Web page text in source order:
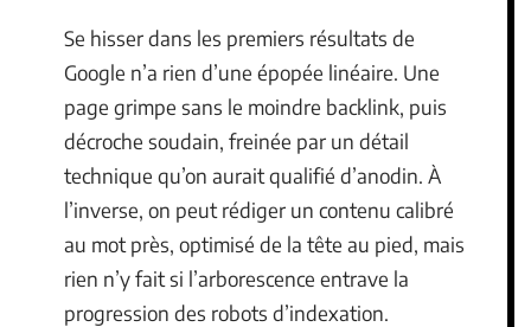
Se hisser dans les premiers résultats de
Google n’a rien d’une épopée linéaire. Une
page grimpe sans le moindre backlink, puis
décroche soudain, freinée par un détail
technique qu’on aurait qualifié d’anodin. À
l’inverse, on peut rédiger un contenu calibré
au mot près, optimisé de la tête au pied, mais
rien n’y fait si l’arborescence entrave la
progression des robots d’indexation.